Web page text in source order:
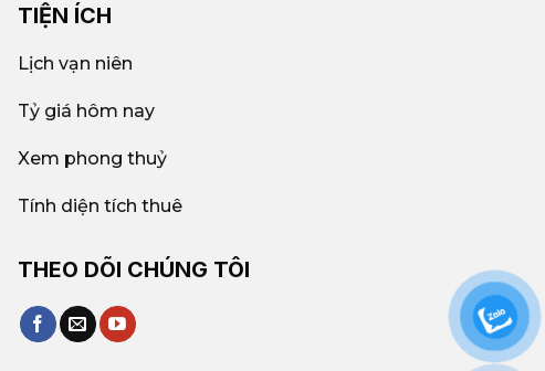
TIỆN ÍCH
Lịch vạn niên
Tỷ giá hôm nay
Xem phong thuỷ
Tính diện tích thuê
THEO DÕI CHÚNG TÔI